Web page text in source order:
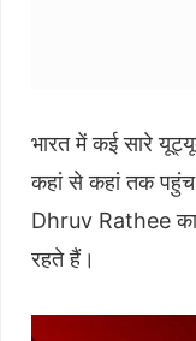
भारत में कई सारे
कहां से कहां तक पहुंच
Dhruv Rathee का
रहते हैं।